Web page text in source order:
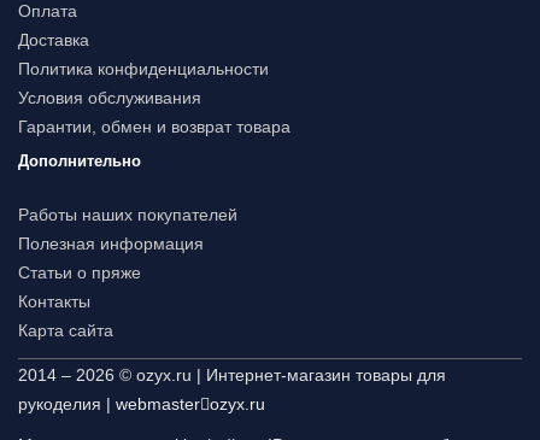
Оплата
Доставка
Политика конфиденциальности
Условия обслуживания
Гарантии, обмен и возврат товара
Дополнительно
Работы наших покупателей
Полезная информация
Статьи о пряже
Контакты
Карта сайта
2014 – 2026 © ozyx.ru | Интернет-магазин товары для
рукоделия | webmaster ozyx.ru